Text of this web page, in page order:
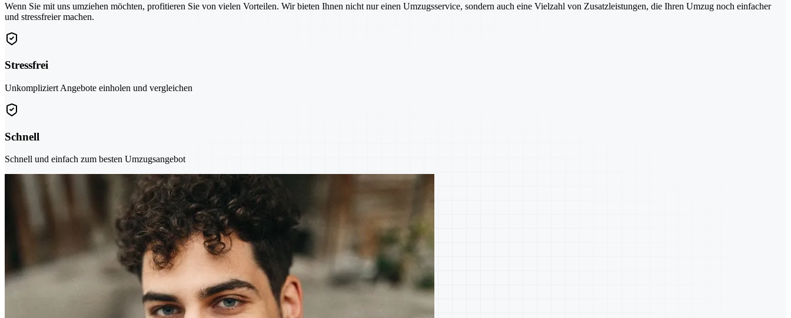
Wenn Sie mit uns umziehen möchten, profitieren Sie von vielen Vorteilen. Wir bieten Ihnen nicht nur einen Umzugsservice, sondern auch eine Vielzahl von Zusatzleistungen, die Ihren Umzug noch einfacher
und stressfreier machen.
Stressfrei
Unkompliziert Angebote einholen und vergleichen
Schnell
Schnell und einfach zum besten Umzugsangebot